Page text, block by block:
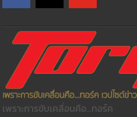
เพราะการขับเคลื่อนคือ...ทอร์ค